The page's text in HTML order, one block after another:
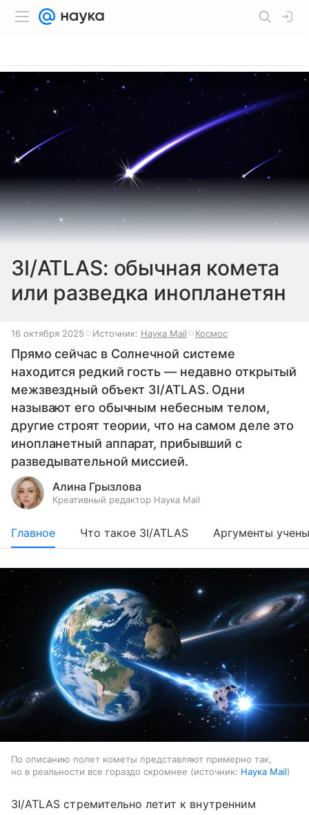
3I/ATLAS: обычная комета
или разведка инопланетян
16 октября 2025 Источник: Наука Mail Космос
Прямо сейчас в Солнечной системе
находится редкий гость — недавно открытый
межзвездный объект 3I/ATLAS. Одни
называют его обычным небесным телом,
другие строят теории, что на самом деле это
инопланетный аппарат, прибывший с
разведывательной миссией.
Алина Грызлова
Креативный редактор Наука Mail
Главное Что такое 3I/ATLAS Аргументы
По описанию полет кометы представляют примерно так,
но в реальности все гораздо скромнее
источник: Наука Mail
3I/ATLAS стремительно летит к внутренним